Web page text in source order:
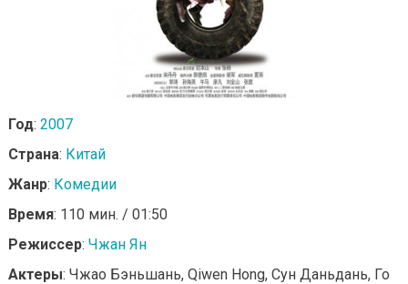
Год: 2007
Страна: Китай
Жанр: Комедии
Время: 110 мин. / 01:50
Режиссер: Чжан Ян
Актеры: Чжао Бэньшань, Qiwen Hong, Сун Даньдань, Го